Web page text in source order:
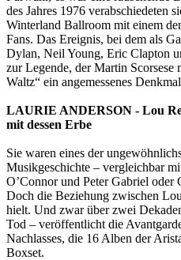
des Jahres 1976 verabschiedeten
Winterland Ballroom mit einem
Fans. Das Ereignis, bei dem als
Dylan, Neil Young, Eric Clapton
zur Legende, der Martin
Waltz“ ein angemessenes
LAURIE ANDERSON - Lou
mit dessen Erbe
Sie waren eines der
Musikgeschichte – vergleichbar
O’Connor und Peter Gabriel oder
Doch die Beziehung zwischen
hielt. Und zwar über zwei
Tod – veröffentlicht die
Nachlasses, die 16 Alben der
Boxset.